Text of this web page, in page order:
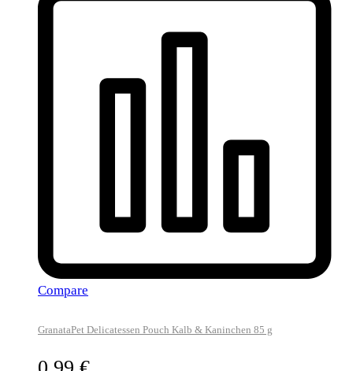
Compare
GranataPet Delicatessen Pouch Kalb & Kaninchen 85 g